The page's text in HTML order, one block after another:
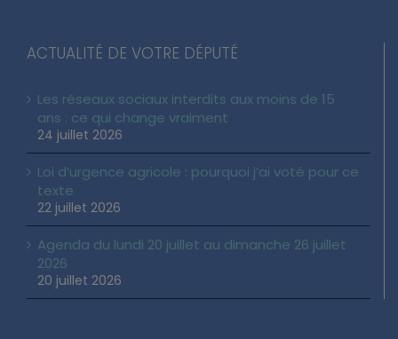
ACTUALITÉ DE VOTRE DÉPUTÉ
Les réseaux sociaux interdits aux moins de 15
ans : ce qui change vraiment
24 juillet 2026
Loi d’urgence agricole : pourquoi j’ai voté pour ce
texte
22 juillet 2026
Agenda du lundi 20 juillet au dimanche 26 juillet
2026
20 juillet 2026